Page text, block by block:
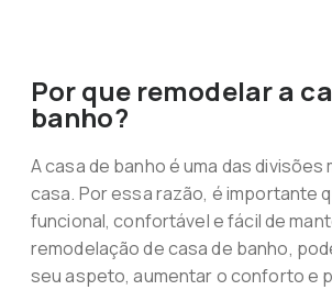
Por que remodelar a
banho?
A casa de banho é uma das divisões
casa. Por essa razão, é importante
funcional, confortável e fácil de
remodelação de casa de banho,
seu aspeto, aumentar o conforto e